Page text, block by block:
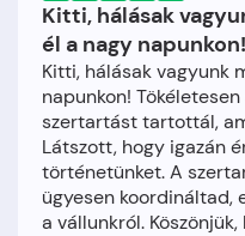
Kitti, hálásak
él a nagy napunkon!
Kitti, hálásak vagyunk
napunkon!
szertartást tartottál,
Látszott, hogy igazán
történetünket. A
ügyesen koordináltad,
a vállunkról.